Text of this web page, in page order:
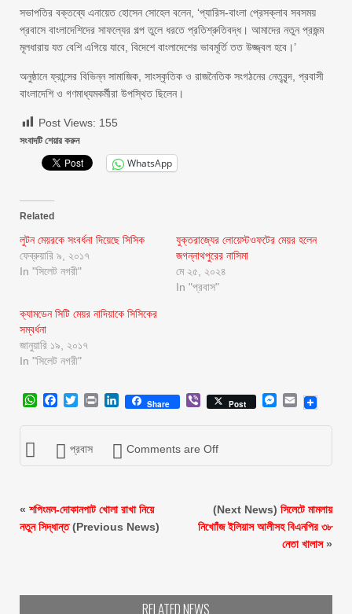
সভাপতির বক্তব্যে এনায়েত হোসেন সোহেল বলেন, ‘প্যারিস-বাংলা প্রেসক্লাব সবসময়
প্রবাসে বাংলাদেশিদের সাফল্যের গল্প তুলে ধরতে প্রতিশ্রুতিবদ্ধ। আমাদের নতুন প্রজন্ম
মূলধারায় যত বেশি এগিয়ে যাবে, বিদেশে বাংলাদেশের ভাবমূর্তি তত উজ্জ্বল হবে।’
অনুষ্ঠানে ফ্রান্সের বিভিন্ন সামাজিক, সাংস্কৃতিক ও রাজনৈতিক সংগঠনের নেতৃবৃন্দ, প্রবাসী
বাংলাদেশি ও গণমাধ্যমকর্মীরা উপস্থিত ছিলেন।
Post Views: 155
সংবাদটি শেয়ার করুন
WhatsApp
Related
লুটন মেয়রকে সংবর্ধনা দিয়েছে সিসিক
ফেব্রুয়ারি ৯, ২০১৭
In "সিলেট নগরী"
যুক্তরাজ্যের লোয়েস্টওফটের মেয়র হলেন
জগন্নাথপুরের নাসিমা
মে ২৫, ২০২৪
In "প্রবাস"
ক্যামডেন সিটি মেয়র নাদিয়াকে সিসিকের
সম্বর্ধনা
জানুয়ারি ১৯, ২০১৭
In "সিলেট নগরী"
WhatsApp
Facebook
Twitter
Print LinkedIn
Share ViberPost Messenger
Email
প্রবাস Comments are Off
« শপিংমল-দোকানপাট খোলা রাখা নিয়ে
নতুন সিদ্ধান্ত(Previous News)
(Next News) সিলেটে মামলায়
নিখোাঁজ ইলিয়াস আলীসহ বিএনপির ৩৮
নেতা খালাস»
RELATED NEWS